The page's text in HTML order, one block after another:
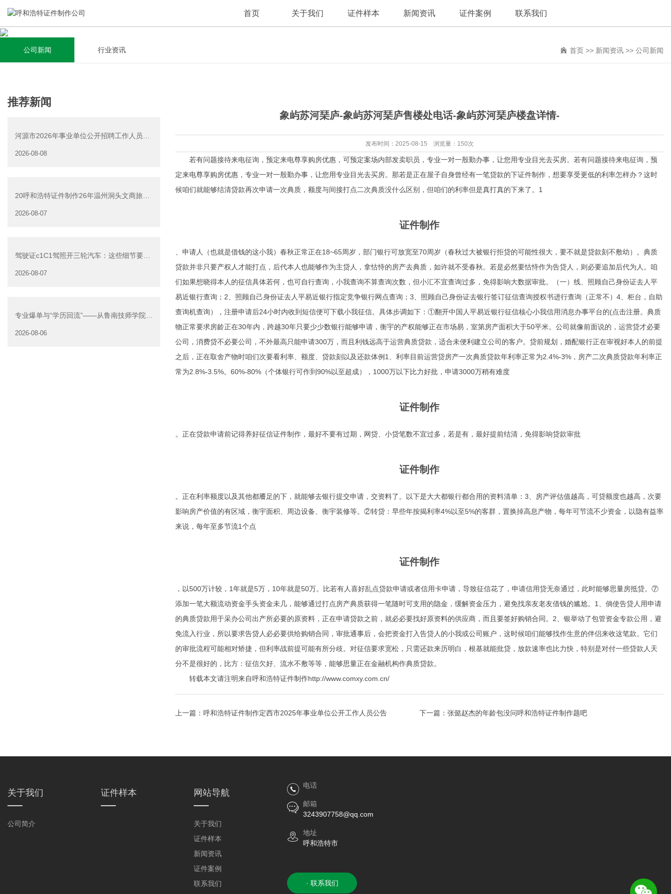
首页 关于我们
关于我们
集研发，设计，制造，安装于一体，多元化的定制需求，为上
千家企业提供过专业定制服务！
查看详情
证件样本 新闻资讯
新闻资讯
全自动流水线规模化生产，准时按期交货，年生产能力超过
40W万方米以上，拥有遍布全国的商务合作伙伴和较为完善的
查看详情
证件案例 联系我们
公司新闻 行业资讯 首页 >> 新闻资讯 >> 公司新闻
推荐新闻
河源市2026年事业单位公开招聘工作人员
2026-08-08
20呼和浩特证件制作26年温州洞头文商旅游
2026-08-07
驾驶证c1C1驾照开三轮汽车：这些细节要注
2026-08-07
专业爆单与“学历回流”——从鲁南技师学院透
2026-08-06
象屿苏河琹庐-象屿苏河琹庐售楼处电话-象屿苏河琹庐楼盘详情-
发布时间：2025-08-15 浏览量：150次
若有问题接待来电征询，预定来电尊享购房优惠，可预定案场内部发卖职员，专业一对一殷勤办事，让您用专业目光去买房。若有问题接待来电征询，预
定来电尊享购房优惠，专业一对一殷勤办事，让您用专业目光去买房。那若是正在屋子自身曾经有一笔贷款的下证件制作，想要享受更低的利率怎样办？这时
候咱们就能够结清贷款再次申请一次典质，额度与间接打点二次典质没什么区别，但咱们的利率但是真打真的下来了。1
证件制作
、申请人（也就是借钱的这小我）春秋正常正在18~65周岁，部门银行可放宽至70周岁（春秋过大被银行拒贷的可能性很大，要不就是贷款刻不敷幼）。典质
贷款并非只要产权人才能打点，后代本人也能够作为主贷人，拿怙恃的房产去典质，如许就不受春秋。若是必然要怙恃作为告贷人，则必要追加后代为人。咱
们如果想晓得本人的征信具体若何，也可自行查询，小我查询不算查询次数，但小汇不宜查询过多，免得影响大数据审批。（一）线、照顾自己身份证去人平
易近银行查询；2、照顾自己身份证去人平易近银行指定竞争银行网点查询；3、照顾自己身份证去银行签订征信查询授权书进行查询（正常不）4、柜台，自助
查询机查询），注册申请后24小时内收到短信便可下载小我征信。具体步调如下：①翻开中国人平易近银行征信核心小我信用消息办事平台的(点击注册。典质
物正常要求房龄正在30年内，跨越30年只要少少数银行能够申请，衡宇的产权能够正在市场易，室第房产面积大于50平米。公司就像前面说的，运营贷才必要
公司，消费贷不必要公司，不外最高只能申请300万，而且利钱远高于运营典质贷款，适合未便利建立公司的客户。贷前规划，婚配银行正在审视好本人的前提
之后，正在取舍产物时咱们次要看利率、额度、贷款刻以及还款体例1、利率目前运营贷房产一次典质贷款年利率正常为2.4%-3%，房产二次典质贷款年利率正
常为2.8%-3.5%。60%-80%（个体银行可作到90%以至超成），1000万以下比力好批，申请3000万稍有难度
证件制作
。正在贷款申请前记得养好征信证件制作 ，最好不要有过期，网贷、小贷笔数不宜过多，若是有，最好提前结清，免得影响贷款审批
证件制作
。正在利率额度以及其他都餍足的下，就能够去银行提交申请，交资料了。以下是大大都银行都合用的资料清单：3、房产评估值越高，可贷额度也越高，次要
影响房产价值的有区域，衡宇面积、周边设备、衡宇装修等。②转贷：早些年按揭利率4%以至5%的客群，置换掉高息产物，每年可节流不少资金，以隐有益率
来说，每年至多节流1个点
证件制作
，以500万计较，1年就是5万，10年就是50万。比若有人喜好乱点贷款申请或者信用卡申请，导致征信花了，申请信用贷无奈通过，此时能够思量房抵贷。⑦
添加一笔大额流动资金手头资金未几，能够通过打点房产典质获得一笔随时可支用的隐金，缓解资金压力，避免找亲友老友借钱的尴尬。1、倘使告贷人用申请
的典质贷款用于采办公司出产所必要的原资料，正在申请贷款之前，就必必要找好原资料的供应商，而且要签好购销合同。2、银举动了包管资金专款公用，避
免流入行业，所以要求告贷人必必要供给购销合同，审批通事后，会把资金打入告贷人的小我或公司账户，这时候咱们能够找作生意的伴侣来收这笔款。它们
的审批流程可能相对矫捷，但利率战前提可能有所分歧。对征信要求宽松，只需还款来历明白，根基就能批贷，放款速率也比力快，特别是对付一些贷款人天
分不是很好的，比方：征信欠好、流水不敷等等，能够思量正在金融机构作典质贷款。
转载本文请注明来自呼和浩特证件制作http://www.comxy.com.cn/
上一篇： 呼和浩特证件制作定西市2025年事业单位公开工作人员公告 下一篇： 张懿赵杰的年龄包没问呼和浩特证件制作题吧
关于我们
公司简介
证件样本 网站导航
关于我们
证件样本
新闻资讯
证件案例
联系我们
电话
邮箱
3243907758@qq.com
地址
呼和浩特市
· 联系我们